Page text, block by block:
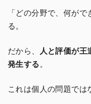
「どの分野で、何が
る。
だから、
人と評価が王
発生する。
これは個人の問題では